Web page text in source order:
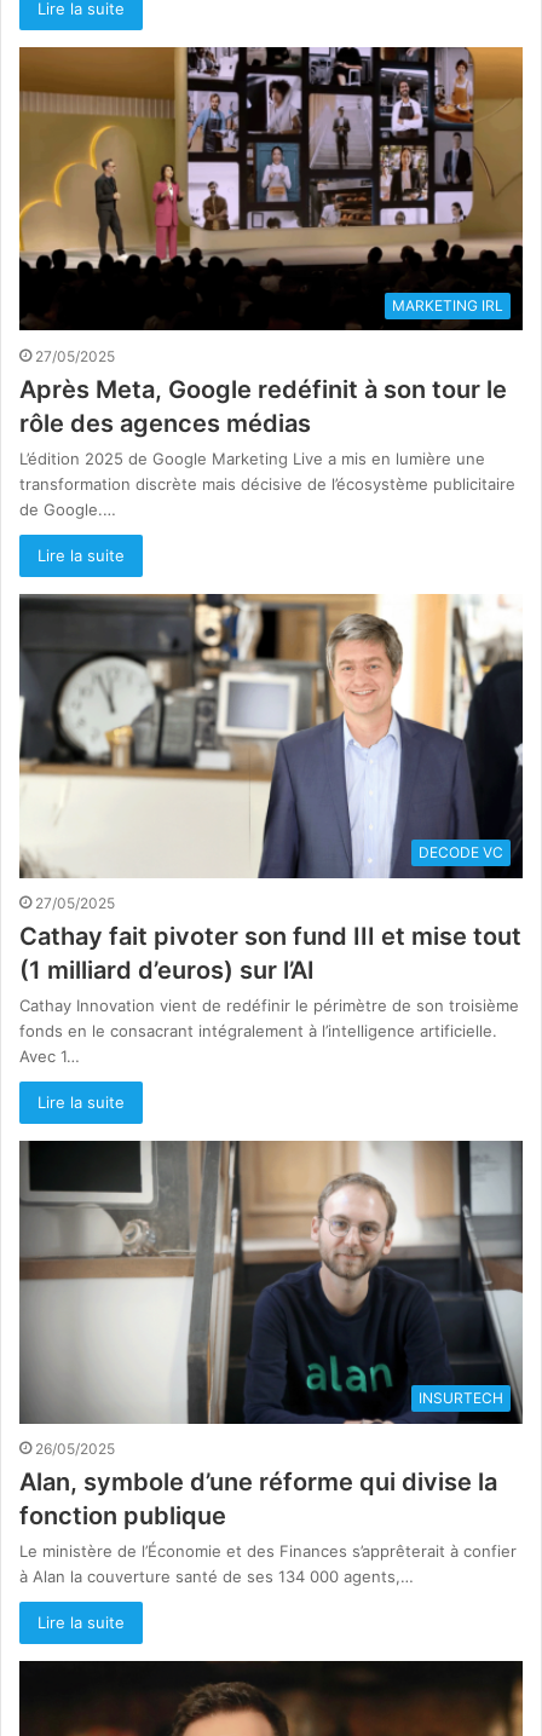
Lire la suite
MARKETING IRL
27/05/2025
Après Meta, Google redéfinit à son tour le
rôle des agences médias
L’édition 2025 de Google Marketing Live a mis en lumière une
transformation discrète mais décisive de l’écosystème publicitaire
de Google.…
Lire la suite
DECODE VC
27/05/2025
Cathay fait pivoter son fund III et mise tout
(1 milliard d’euros) sur l’AI
Cathay Innovation vient de redéfinir le périmètre de son troisième
fonds en le consacrant intégralement à l’intelligence artificielle.
Avec 1…
Lire la suite
INSURTECH
26/05/2025
Alan, symbole d’une réforme qui divise la
fonction publique
Le ministère de l’Économie et des Finances s’apprêterait à confier
à Alan la couverture santé de ses 134 000 agents,…
Lire la suite